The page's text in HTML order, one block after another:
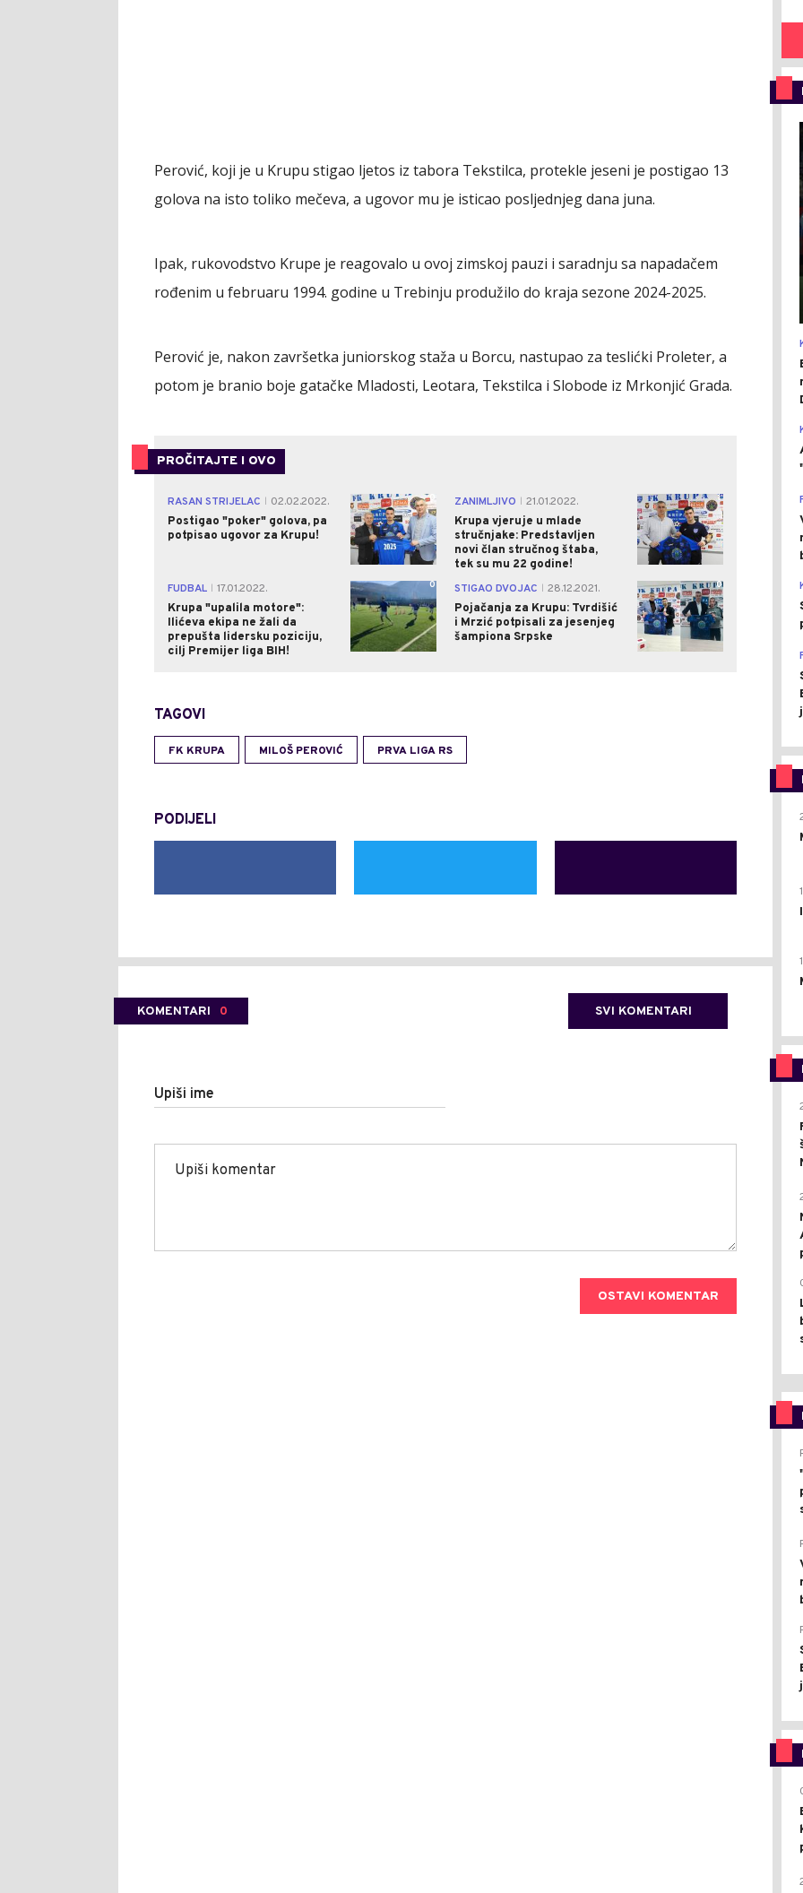
Perović, koji je u Krupu stigao ljetos iz tabora Tekstilca, protekle jeseni je postigao 13
golova na isto toliko mečeva, a ugovor mu je isticao posljednjeg dana juna.
Ipak, rukovodstvo Krupe je reagovalo u ovoj zimskoj pauzi i saradnju sa napadačem
rođenim u februaru 1994. godine u Trebinju produžilo do kraja sezone 2024-2025.
Perović je, nakon završetka juniorskog staža u Borcu, nastupao za teslićki Proleter, a
potom je branio boje gatačke Mladosti, Leotara, Tekstilca i Slobode iz Mrkonjić Grada.
PROČITAJTE I OVO
RASAN STRIJELAC
02.02.2022.
Postigao "poker" golova, pa
potpisao ugovor za Krupu!
0 ZANIMLJIVO
21.01.2022.
Krupa vjeruje u mlade
stručnjake: Predstavljen
novi član stručnog štaba,
tek su mu 22 godine!
1
FUDBAL
17.01.2022.
Krupa "upalila motore":
Ilićeva ekipa ne žali da
prepušta lidersku poziciju,
cilj Premijer liga BIH!
0 STIGAO DVOJAC
28.12.2021.
Pojačanja za Krupu: Tvrdišić
i Mrzić potpisali za jesenjeg
šampiona Srpske
0
TAGOVI
FK KRUPA MILOŠ PEROVIĆ PRVA LIGA RS
PODIJELI
KOMENTARI 0 SVI KOMENTARI
Upiši ime
OSTAVI KOMENTAR